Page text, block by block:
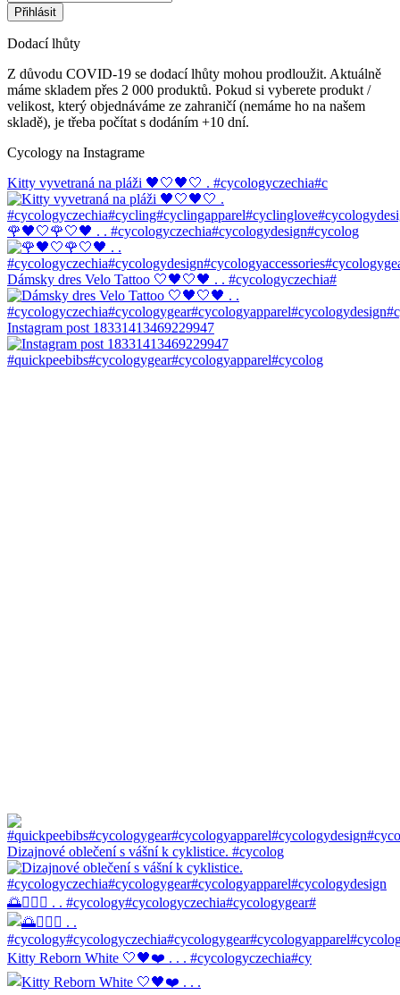
Dodací lhůty
Z důvodu COVID-19 se dodací lhůty mohou prodloužit. Aktuálně
máme skladem přes 2 000 produktů. Pokud si vyberete produkt /
velikost, který objednáváme ze zahraničí (nemáme ho na našem
skladě), je třeba počítat s dodáním +10 dní.
Cycology na Instagrame
Kitty vyvetraná na pláži 🖤🤍🖤🤍 . #cycologyczechia#c
🌹🖤🤍🌹🤍🖤 . . #cycologyczechia#cycologydesign#cycolog
Dámsky dres Velo Tattoo 🤍🖤🤍🖤 . . #cycologyczechia#
Instagram post 18331413469229947
#quickpeebibs#cycologygear#cycologyapparel#cycolog
Dizajnové oblečení s vášní k cyklistice. #cycolog
🌅🚴🏼‍♀️ . . #cycology#cycologyczechia#cycologygear#
Kitty Reborn White 🤍🖤❤️ . . . #cycologyczechia#cy